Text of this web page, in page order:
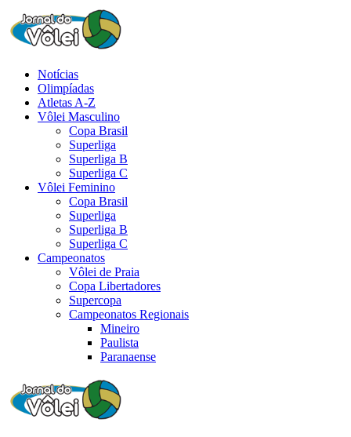
Notícias
Olimpíadas
Atletas A-Z
Vôlei Masculino
Copa Brasil
Superliga
Superliga B
Superliga C
Vôlei Feminino
Copa Brasil
Superliga
Superliga B
Superliga C
Campeonatos
Vôlei de Praia
Copa Libertadores
Supercopa
Campeonatos Regionais
Mineiro
Paulista
Paranaense